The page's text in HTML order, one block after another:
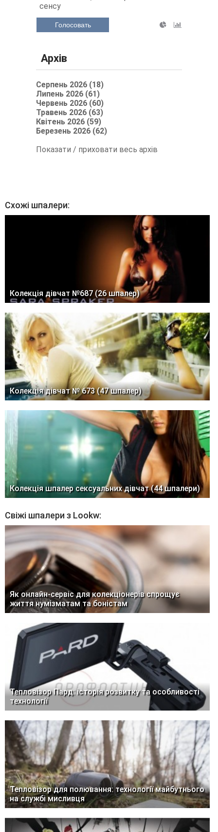
сенсу
Голосовать
Архів
Серпень 2026 (18)
Липень 2026 (61)
Червень 2026 (60)
Травень 2026 (63)
Квітень 2026 (59)
Березень 2026 (62)
Показати / приховати весь архів
Схожі шпалери:
Колекція дівчат №687 (26 шпалер)
Колекція дівчат № 673 (47 шпалер)
Колекція шпалер сексуальних дівчат (44 шпалери)
Свіжі шпалери з Lookw:
Як онлайн-сервіс для колекціонерів спрощує
життя нумізматам та боністам
Тепловізор Пард: історія розвитку та особливості
технології
Тепловізор для полювання: технології майбутнього
на службі мисливця